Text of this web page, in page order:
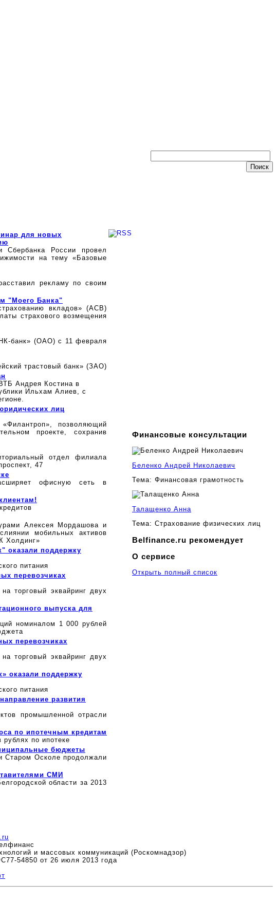
для новых
России провел
на тему «Базовые
рекламу по своим
"Моего Банка"
вкладов» (АСВ)
страхового возмещения
банк» (ОАО) с 11 февраля
трастовый банк» (ЗАО)
Андрея Костина в
Ильхам Алиев, с
лиц
позволяющий
проекте, сохранив
отдел филиала
47
офисную сеть в
Алексея Мордашова и
мобильных активов
Холдинг»
оказали поддержку
питания
перевозчиках
торговый эквайринг двух
выпуска для
номиналом 1 000 рублей
перевозчиках
торговый эквайринг двух
оказали поддержку
питания
развития
промышленной отрасли
по ипотечным кредитам
по ипотеке
бюджеты
Старом Осколе продолжали
СМИ
области за 2013
Финансовые консультации
Беленко Андрей Николаевич
Тема: Финансовая грамотность
Талащенко Анна
Тема: Страхование физических лиц
Belfinance.ru рекомендует
О сервисе
Открыть полный список
и массовых коммуникаций (Роскомнадзор)
54850 от 26 июля 2013 года